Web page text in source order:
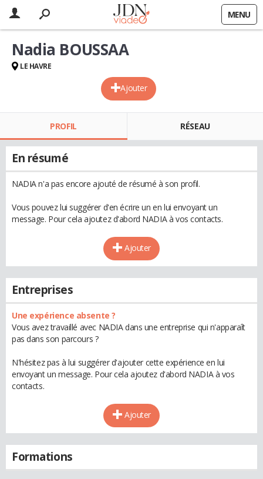
MENU
Ajouter
Nadia BOUSSAA
LE HAVRE
PROFIL RÉSEAU
En résumé
NADIA n'a pas encore ajouté de résumé à son profil.
Vous pouvez lui suggérer d'en écrire un en lui envoyant un
message. Pour cela ajoutez d'abord NADIA à vos contacts.
Ajouter
Entreprises
Une expérience absente ?
Vous avez travaillé avec NADIA dans une entreprise qui n'apparaît
pas dans son parcours ?
N'hésitez pas à lui suggérer d'ajouter cette expérience en lui
envoyant un message. Pour cela ajoutez d'abord NADIA à vos
contacts.
Ajouter
Formations